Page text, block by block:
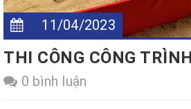
11/04/2023
THI CÔNG CÔNG
0 bình luận